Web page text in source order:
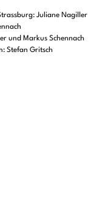
Juliane Nagiller
und Markus Schennach
Stefan Gritsch